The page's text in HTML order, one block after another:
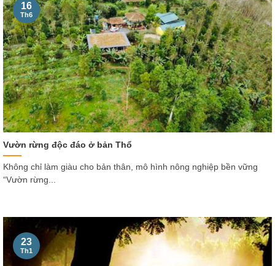
Vườn rừng độc đáo ở bản Thổ
Không chỉ làm giàu cho bản thân, mô hình nông nghiệp bền vững
“Vườn rừng...
16
Th6
23
Th1